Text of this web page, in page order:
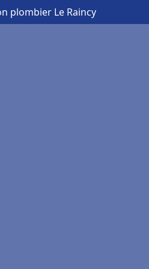
plombier Le Raincy